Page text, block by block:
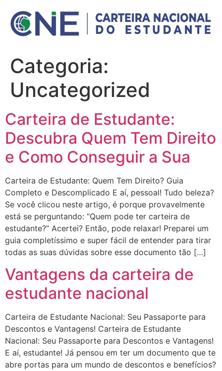
para
Categoria:
Uncategorized
Carteira de Estudante:
Descubra Quem Tem Direito
e Como Conseguir a Sua
Carteira de Estudante: Quem Tem Direito? Guia
Completo e Descomplicado E aí, pessoal! Tudo beleza?
Se você clicou neste artigo, é porque provavelmente
está se perguntando: “Quem pode ter carteira de
estudante?” Acertei? Então, pode relaxar! Preparei um
guia completíssimo e super fácil de entender para tirar
todas as suas dúvidas sobre esse documento tão […]
Vantagens da carteira de
estudante nacional
Carteira de Estudante Nacional: Seu Passaporte para
Descontos e Vantagens! Carteira de Estudante
Nacional: Seu Passaporte para Descontos e Vantagens!
E aí, estudante! Já pensou em ter um documento que te
abre portas para um mundo de descontos e benefícios?